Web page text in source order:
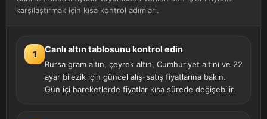
karşılaştırmak için kısa kontrol adımları.
1 Canlı altın tablosunu kontrol edin
Bursa gram altın, çeyrek altın, Cumhuriyet altını ve 22
ayar bilezik için güncel alış-satış fiyatlarına bakın.
Gün içi hareketlerde fiyatlar kısa sürede değişebilir.